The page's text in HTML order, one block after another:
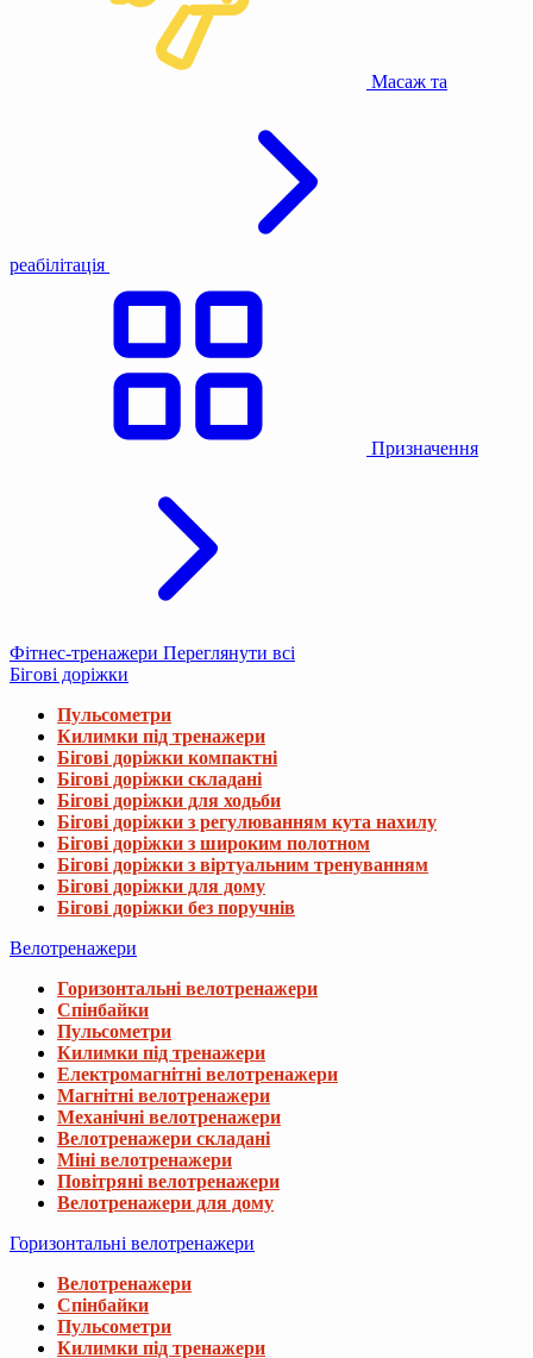
Масаж та
реабілітація
Призначення
Фітнес-тренажери Переглянути всі
Бігові доріжки
Пульсометри
Килимки під тренажери
Бігові доріжки компактні
Бігові доріжки складані
Бігові доріжки для ходьби
Бігові доріжки з регулюванням кута нахилу
Бігові доріжки з широким полотном
Бігові доріжки з віртуальним тренуванням
Бігові доріжки для дому
Бігові доріжки без поручнів
Велотренажери
Горизонтальні велотренажери
Спінбайки
Пульсометри
Килимки під тренажери
Електромагнітні велотренажери
Магнітні велотренажери
Механічні велотренажери
Велотренажери складані
Міні велотренажери
Повітряні велотренажери
Велотренажери для дому
Горизонтальні велотренажери
Велотренажери
Спінбайки
Пульсометри
Килимки під тренажери